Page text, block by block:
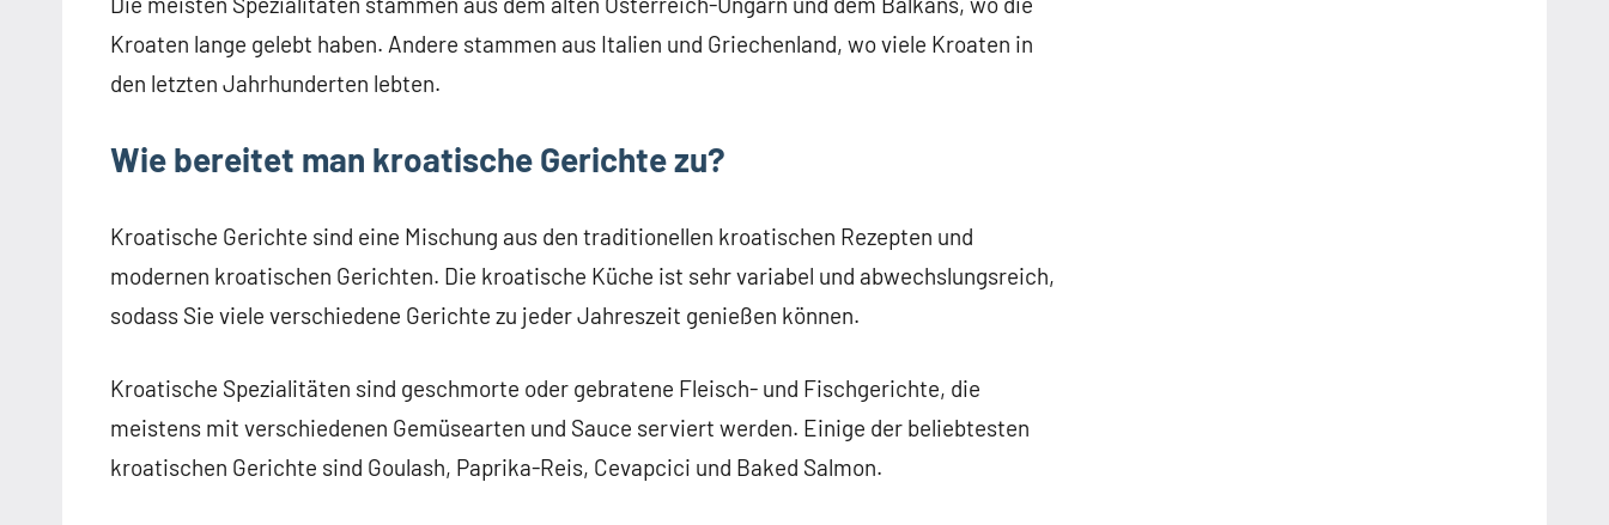
Kroaten lange gelebt haben. Andere stammen aus Italien und Griechenland, wo viele Kroaten in
den letzten Jahrhunderten lebten.
Wie bereitet man kroatische Gerichte zu?
Kroatische Gerichte sind eine Mischung aus den traditionellen kroatischen Rezepten und
modernen kroatischen Gerichten. Die kroatische Küche ist sehr variabel und abwechslungsreich,
sodass Sie viele verschiedene Gerichte zu jeder Jahreszeit genießen können.
Kroatische Spezialitäten sind geschmorte oder gebratene Fleisch- und Fischgerichte, die
meistens mit verschiedenen Gemüsearten und Sauce serviert werden. Einige der beliebtesten
kroatischen Gerichte sind Goulash, Paprika-Reis, Cevapcici und Baked Salmon.